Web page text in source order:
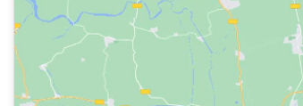
WARUM
SELBSTERMÄCHTIGUNG
JETZT
WICHTIG
IST